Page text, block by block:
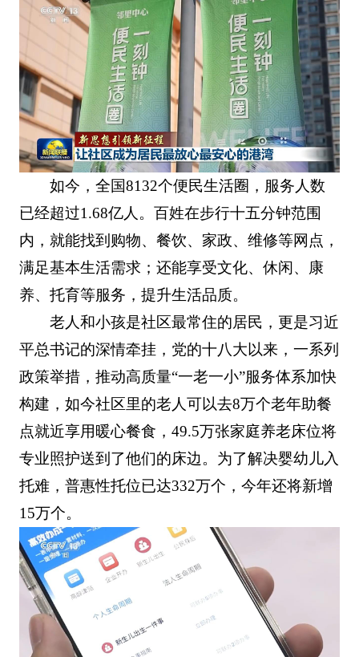
如今，全国8132个便民生活圈，服务人数
已经超过1.68亿人。百姓在步行十五分钟范围
内，就能找到购物、餐饮、家政、维修等网点，
满足基本生活需求；还能享受文化、休闲、康
养、托育等服务，提升生活品质。
老人和小孩是社区最常住的居民，更是习近
平总书记的深情牵挂，党的十八大以来，一系列
政策举措，推动高质量“一老一小”服务体系加快
构建，如今社区里的老人可以去8万个老年助餐
点就近享用暖心餐食，49.5万张家庭养老床位将
专业照护送到了他们的床边。为了解决婴幼儿入
托难，普惠性托位已达332万个，今年还将新增
15万个。